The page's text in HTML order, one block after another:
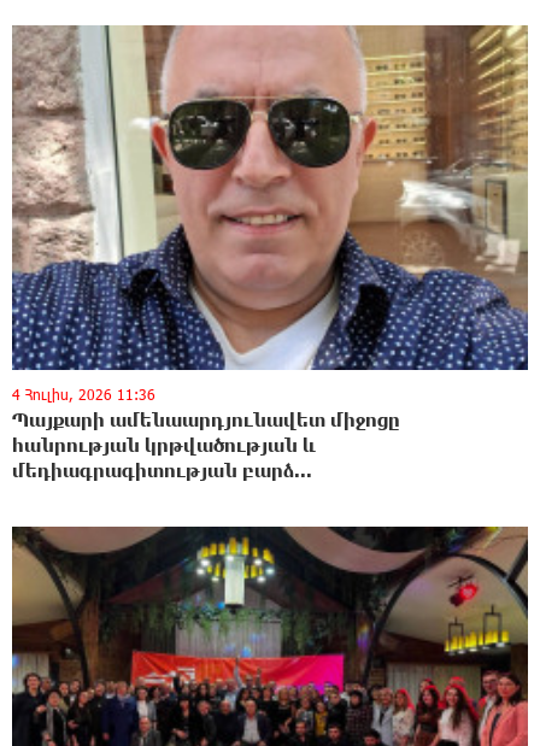
4 Հուլիս, 2026 11:36
Պայքարի ամենաարդյունավետ միջոցը
հանրության կրթվածության և
մեդիագրագիտության բարձ...